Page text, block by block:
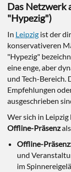
Das Netzwerk
"Hypezig")
In Leipzig ist der
konservativeren
"Hypezig"
eine enge, aber
und Tech-Bereich.
Empfehlungen
ausgeschrieben
Wer sich in
Offline-Präsenz
Offline-
und
im